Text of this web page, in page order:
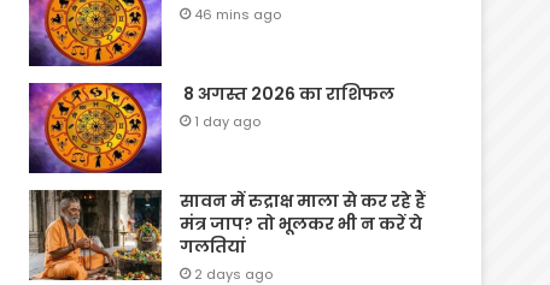
46 mins ago
8 अगस्त 2026 का राशिफल
1 day ago
सावन में रुद्राक्ष माला से कर रहे हैं
मंत्र जाप? तो भूलकर भी न करें ये
गलतियां
2 days ago